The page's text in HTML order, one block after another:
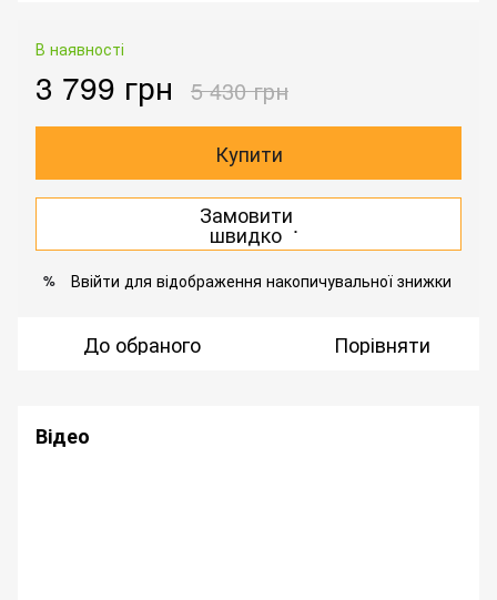
В наявності
3 799 грн 5 430 грн
Купити
Замовити
швидко .
% Ввійти для відображення накопичувальної знижки
До обраного Порівняти
Відео